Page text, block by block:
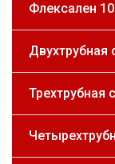
Флексален
Двухтрубная
Трехтрубная